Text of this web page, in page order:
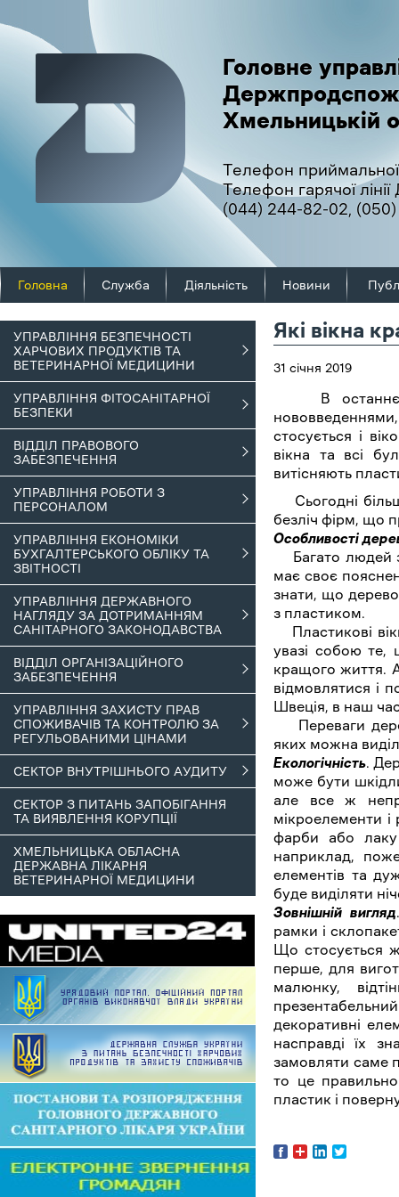
Головне
Хмельницькій
Телефон
Телефон гарячої
(044) 244-82-02,
Головна Служба Діяльність Новини
УПРАВЛІННЯ БЕЗПЕЧНОСТІ
ХАРЧОВИХ ПРОДУКТІВ ТА
ВЕТЕРИНАРНОЇ МЕДИЦИНИ
УПРАВЛІННЯ ФІТОСАНІТАРНОЇ
БЕЗПЕКИ
ВІДДІЛ ПРАВОВОГО
ЗАБЕЗПЕЧЕННЯ
УПРАВЛІННЯ РОБОТИ З
ПЕРСОНАЛОМ
УПРАВЛІННЯ ЕКОНОМІКИ
БУХГАЛТЕРСЬКОГО ОБЛІКУ ТА
ЗВІТНОСТІ
УПРАВЛІННЯ ДЕРЖАВНОГО
НАГЛЯДУ ЗА ДОТРИМАННЯМ
САНІТАРНОГО ЗАКОНОДАВСТВА
ВІДДІЛ ОРГАНІЗАЦІЙНОГО
ЗАБЕЗПЕЧЕННЯ
УПРАВЛІННЯ ЗАХИСТУ ПРАВ
СПОЖИВАЧІВ ТА КОНТРОЛЮ ЗА
РЕГУЛЬОВАНИМИ ЦІНАМИ
СЕКТОР ВНУТРІШНЬОГО АУДИТУ
СЕКТОР З ПИТАНЬ ЗАПОБІГАННЯ
ТА ВИЯВЛЕННЯ КОРУПЦІЇ
ХМЕЛЬНИЦЬКА ОБЛАСНА
ДЕРЖАВНА ЛІКАРНЯ
ВЕТЕРИНАРНОЇ МЕДИЦИНИ
Які вікна
31 січня 2019
В останнє
стосується і
вікна та всі
витісняють
Сьогодні
безліч фірм, що
Особливості
Багато людей
має своє
знати, що дерево
з пластиком.
Пластикові
увазі собою те,
кращого життя.
відмовлятися і
Швеція, в наш
Переваги
яких можна
Екологічність .
може бути
але все ж
мікроелементи
фарби або лаку
наприклад,
елементів та
буде виділяти
Зовнішній вигляд
рамки і
Що стосується
перше, для
малюнку,
декоративні
насправді їх
замовляти саме
то це
пластик і